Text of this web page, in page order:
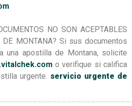
NO SON ACEPTABLES
MONTANA? Si sus documentos
una apostilla de Montana, solicite
o verifique si califica
urgente. servicio urgente de